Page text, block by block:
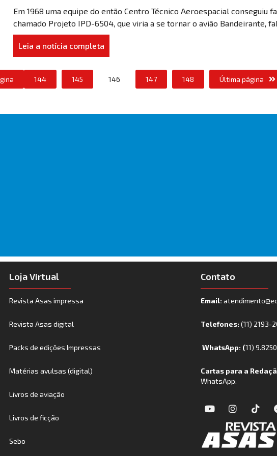
Em 1968 uma equipe do então Centro Técnico Aeroespacial conseguiu
chamado Projeto IPD-6504, que viria a se tornar o avião Bandeirante,
Leia a notícia completa
144 145 146 147 148 Última página
Loja Virtual
Revista Asas impressa
Revista Asas digital
Packs de edições Impressas
Matérias avulsas (digital)
Livros de aviação
Livros de ficção
Sebo
Contato
Email:
Telefones:(11) 2193-
WhatsApp: (11)
Cartas para a
WhatsApp.